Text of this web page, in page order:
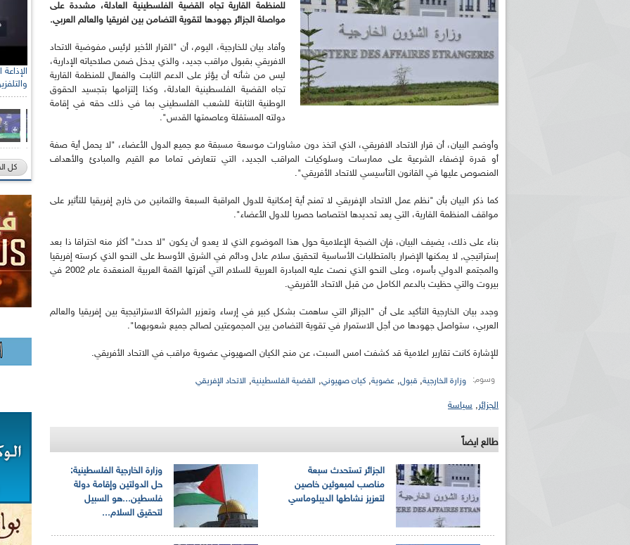
للمنظمة القارية تجاه القضية الفلسطينية العادلة، مشددة على
مواصلة الجزائر جهودها لتقوية التضامن بين افريقيا والعالم العربي.
وأفاد بيان للخارجية، اليوم، أن "القرار الأخير لرئيس مفوضية الاتحاد
الافريقي بقبول مراقب جديد، والذي يدخل ضمن صلاحياته الإدارية،
ليس من شأنه أن يؤثر على الدعم الثابت والفعال للمنظمة القارية
تجاه القضية الفلسطينية العادلة، وكذا إلتزامها بتجسيد الحقوق
الوطنية الثابتة للشعب الفلسطيني بما في ذلك حقه في إقامة
دولته المستقلة وعاصمتها القدس".
وأوضح البيان، أن قرار الاتحاد الافريقي، الذي اتخذ دون مشاورات موسعة مسبقة مع جميع الدول الأعضاء، "لا يحمل أية صفة
أو قدرة لإضفاء الشرعية على ممارسات وسلوكيات المراقب الجديد، التي تتعارض تماما مع القيم والمبادئ والأهداف
المنصوص عليها في القانون التأسيسي للاتحاد الأفريقي".
كما ذكر البيان بأن "نظم عمل الاتحاد الإفريقي لا تمنح أية إمكانية للدول المراقبة السبعة والثمانين من خارج إفريقيا للتأثير على
مواقف المنظمة القارية، التي يعد تحديدها اختصاصا حصريا للدول الأعضاء".
بناء على ذلك، يضيف البيان، فإن الضجة الإعلامية حول هذا الموضوع الذي لا يعدو أن يكون "لا حدث" أكثر منه اختراقا ذا بعد
إستراتيجي, لا يمكنها الإضرار بالمتطلبات الأساسية لتحقيق سلام عادل ودائم في الشرق الأوسط على النحو الذي كرسته إفريقيا
والمجتمع الدولي بأسره، وعلى النحو الذي نصت عليه المبادرة العربية للسلام التي أقرتها القمة العربية المنعقدة عام 2002 في
بيروت والتي حظيت بالدعم الكامل من قبل الاتحاد الأفريقي.
وجدد بيان الخارجية التأكيد على أن "الجزائر التي ساهمت بشكل كبير في إرساء وتعزير الشراكة الاستراتيجية بين إفريقيا والعالم
العربي، ستواصل جهودها من أجل الاستمرار في تقوية التضامن بين المجموعتين لصالح جميع شعوبهما".
للإشارة كانت تقارير اعلامية قد كشفت امس السبت، عن منح الكيان الصهيوني عضوية مراقب في الاتحاد الأفريقي.
وسوم: وزارة الخارجية, قبول, عضوية, كيان صهيوني, القضية الفلسطينية, الاتحاد الإفريقي
الجزائر, سياسة
طالع ايضاً
وزارة الخارجية الفلسطينية:
حل الدولتين وإقامة دولة
فلسطين...هو السبيل
لتحقيق السلام...
الجزائر تستحدث سبعة
مناصب لمبعوثين خاصين
لتعزيز نشاطها الديبلوماسي
كل